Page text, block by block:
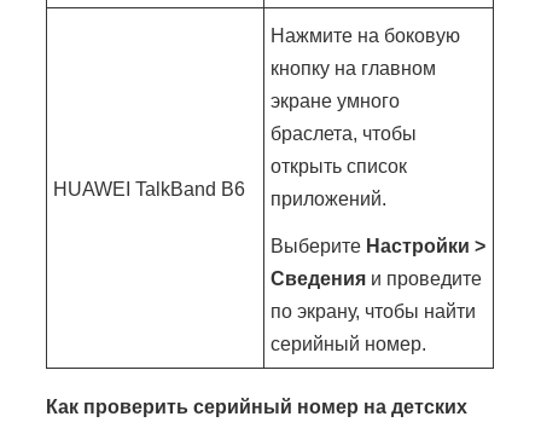
HUAWEI TalkBand B6
Нажмите на боковую
кнопку на главном
экране умного
браслета, чтобы
открыть список
приложений.
Выберите Настройки >
Сведения и проведите
по экрану, чтобы найти
серийный номер.
Как проверить серийный номер на детских